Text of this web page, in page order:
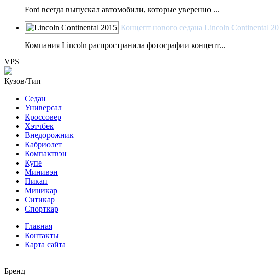
Ford всегда выпускал автомобили, которые уверенно ...
Концепт нового седана Lincoln Continental
Компания Lincoln распространила фотографии концепт...
VPS
Кузов/Тип
Седан
Универсал
Кроссовер
Хэтчбек
Внедорожник
Кабриолет
Компактвэн
Купе
Минивэн
Пикап
Миникар
Ситикар
Спорткар
Главная
Контакты
Карта сайта
Бренд